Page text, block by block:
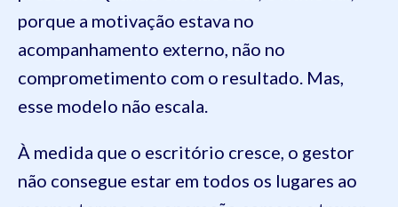
porque a motivação estava no
acompanhamento externo, não no
comprometimento com o resultado. Mas,
esse modelo não escala.
À medida que o escritório cresce, o gestor
não consegue estar em todos os lugares ao